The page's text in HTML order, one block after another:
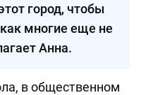
город, чтобы
многие еще не
Анна.
в общественном